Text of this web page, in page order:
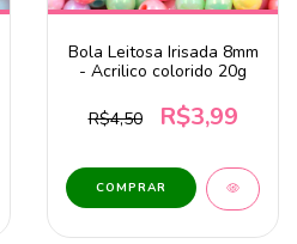
Bola Leitosa Irisada 8mm
- Acrilico colorido 20g
R$4,50 R$3,99